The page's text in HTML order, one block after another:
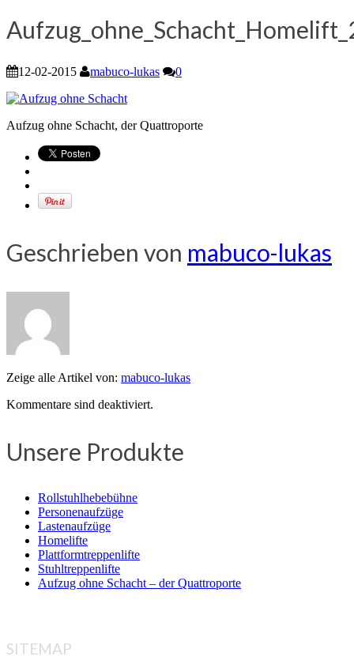
12-02-2015 mabuco-lukas 0
Aufzug ohne Schacht, der Quattroporte
Geschrieben von mabuco-lukas
Zeige alle Artikel von: mabuco-lukas
Kommentare sind deaktiviert.
Unsere Produkte
Rollstuhlhebebühne
Personenaufzüge
Lastenaufzüge
Homelifte
Plattformtreppenlifte
Stuhltreppenlifte
Aufzug ohne Schacht – der Quattroporte
SITEMAP